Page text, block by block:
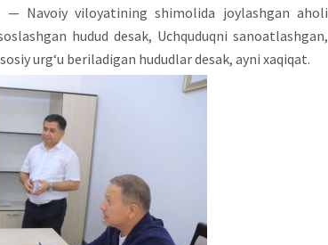
— Navoiy viloyatining shimolida joylashgan aholi
hudud desak, Uchquduqni sanoatlashgan,
urg‘u beriladigan hududlar desak, ayni xaqiqat.